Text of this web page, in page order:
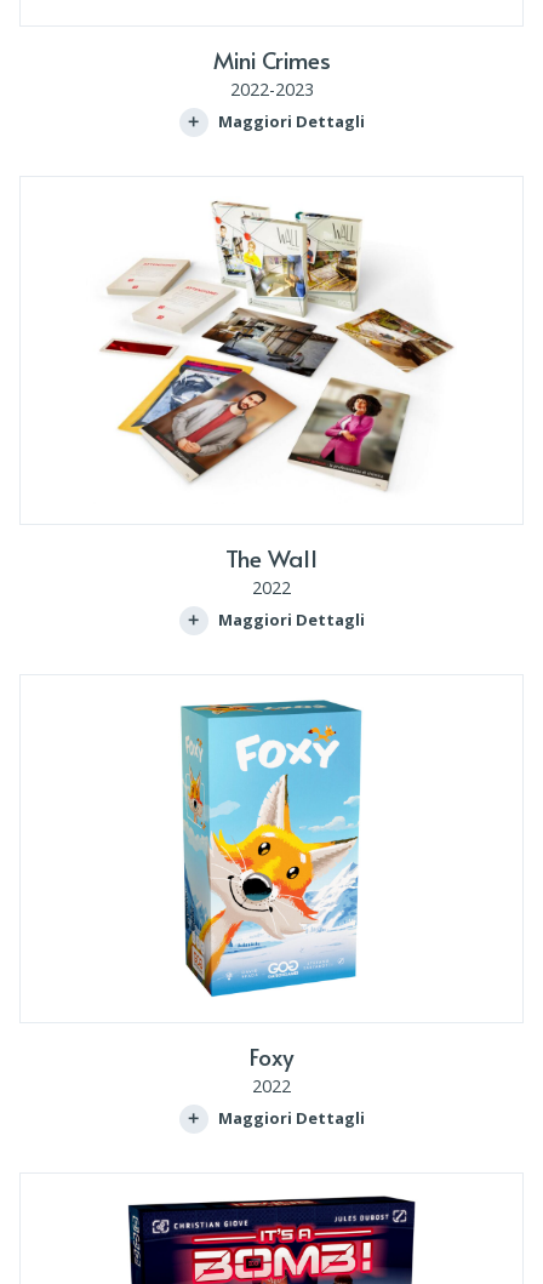
Mini Crimes
2022-2023
Maggiori Dettagli
The Wall
2022
Maggiori Dettagli
Foxy
2022
Maggiori Dettagli